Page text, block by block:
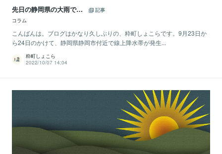
先日の静岡県の大雨で…
記事
コラム
こんばんは。ブログはかなり久しぶりの、粋町しょこらです。9月23日か
ら24日のかけて、静岡県静岡市付近で線上降水帯が発生...
粋町しょこら
2022/10/07 14:04